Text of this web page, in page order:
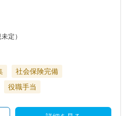
定）
社会保険完備
役職手当